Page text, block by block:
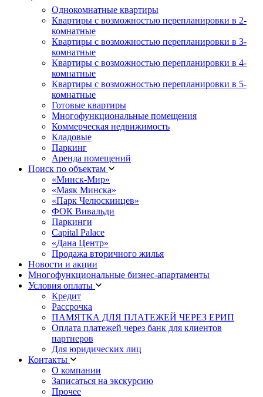
Однокомнатные квартиры
Квартиры с возможностью перепланировки в 2-
комнатные
Квартиры с возможностью перепланировки в 3-
комнатные
Квартиры с возможностью перепланировки в 4-
комнатные
Квартиры с возможностью перепланировки в 5-
комнатные
Готовые квартиры
Многофункциональные помещения
Коммерческая недвижимость
Кладовые
Паркинг
Аренда помещений
Поиск по объектам
«Минск-Мир»
«Маяк Минска»
«Парк Челюскинцев»
ФОК Вивальди
Паркинги
Capital Palace
«Дана Центр»
Продажа вторичного жилья
Новости и акции
Многофункциональные бизнес-апартаменты
Условия оплаты
Кредит
Рассрочка
ПАМЯТКА ДЛЯ ПЛАТЕЖЕЙ ЧЕРЕЗ ЕРИП
Оплата платежей через банк для клиентов
партнеров
Для юридических лиц
Контакты
О компании
Записаться на экскурсию
Прочее